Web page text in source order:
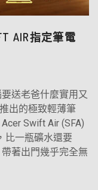
AIR指定筆電
送老爸什麼實用又
出的極致輕薄筆
Swift Air (SFA)
比一瓶礦水還要
著出門幾乎完全無